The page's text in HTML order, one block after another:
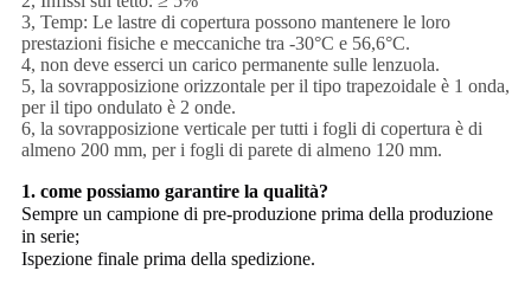
3, Temp: Le lastre di copertura possono mantenere le loro
prestazioni fisiche e meccaniche tra -30°C e 56,6°C.
4, non deve esserci un carico permanente sulle lenzuola.
5, la sovrapposizione orizzontale per il tipo trapezoidale è 1 onda,
per il tipo ondulato è 2 onde.
6, la sovrapposizione verticale per tutti i fogli di copertura è di
almeno 200 mm, per i fogli di parete di almeno 120 mm.
1. come possiamo garantire la qualità?
Sempre un campione di pre-produzione prima della produzione
in serie;
Ispezione finale prima della spedizione.